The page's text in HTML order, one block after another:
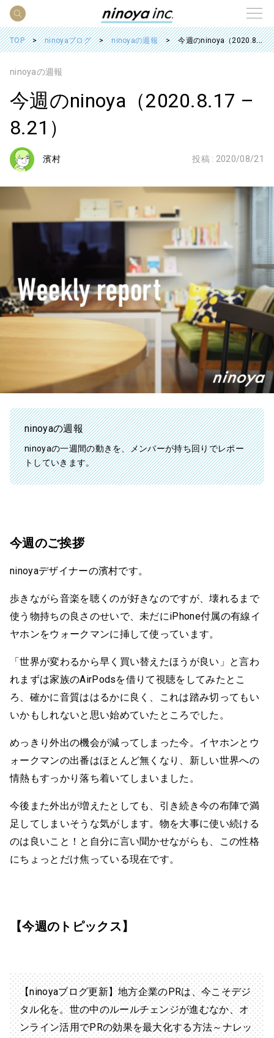
TOP ninoyaブログ ninoyaの週報 今週のninoya（2020.8.17 – 8.21）
ninoyaの週報
今週のninoya（2020.8.17 –
8.21）
濱村 投稿 : 2020/08/21
ninoyaの週報
ninoyaの一週間の動きを、メンバーが持ち回りでレポー
トしていきます。
今週のご挨拶
ninoyaデザイナーの濱村です。
歩きながら音楽を聴くのが好きなのですが、壊れるまで
使う物持ちの良さのせいで、未だにiPhone付属の有線イ
ヤホンをウォークマンに挿して使っています。
「世界が変わるから早く買い替えたほうが良い」と言わ
れまずは家族のAirPodsを借りて視聴をしてみたとこ
ろ、確かに音質ははるかに良く、これは踏み切ってもい
いかもしれないと思い始めていたところでした。
めっきり外出の機会が減ってしまった今。イヤホンとウ
ォークマンの出番はほとんど無くなり、新しい世界への
情熱もすっかり落ち着いてしまいました。
今後また外出が増えたとしても、引き続き今の布陣で満
足してしまいそうな気がします。物を大事に使い続ける
のは良いこと！と自分に言い聞かせながらも、この性格
にちょっとだけ焦っている現在です。
【今週のトピックス】
【ninoyaブログ更新】地方企業のPRは、今こそデジ
タル化を。世の中のルールチェンジが進むなか、オ
ンライン活用でPRの効果を最大化する方法～ナレッ